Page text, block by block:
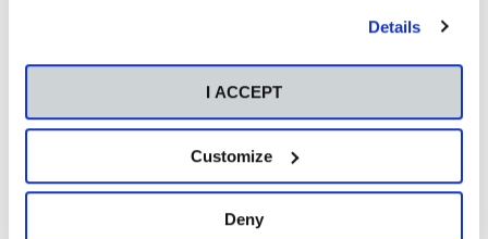
Details
I ACCEPT
Customize
Deny
la información y organicen los conocimientos
Con este enfoque el alumnado aprende a formar
razonada y argumentada, algo esencial para
construir su identidad. Así,